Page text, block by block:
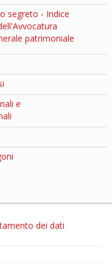
segreto - Indice
patrimoniale
e
dei dati